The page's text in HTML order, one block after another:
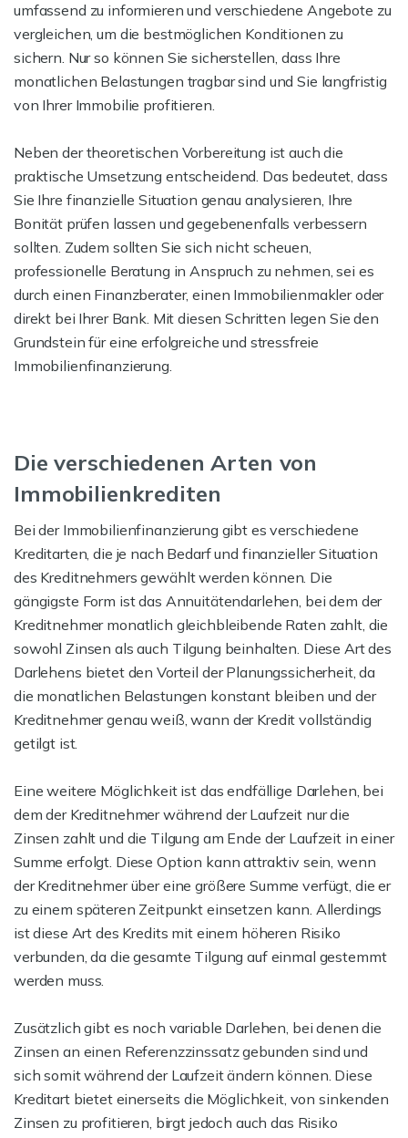
umfassend zu informieren und verschiedene Angebote zu
vergleichen, um die bestmöglichen Konditionen zu
sichern. Nur so können Sie sicherstellen, dass Ihre
monatlichen Belastungen tragbar sind und Sie langfristig
von Ihrer Immobilie profitieren.
Neben der theoretischen Vorbereitung ist auch die
praktische Umsetzung entscheidend. Das bedeutet, dass
Sie Ihre finanzielle Situation genau analysieren, Ihre
Bonität prüfen lassen und gegebenenfalls verbessern
sollten. Zudem sollten Sie sich nicht scheuen,
professionelle Beratung in Anspruch zu nehmen, sei es
durch einen Finanzberater, einen Immobilienmakler oder
direkt bei Ihrer Bank. Mit diesen Schritten legen Sie den
Grundstein für eine erfolgreiche und stressfreie
Immobilienfinanzierung.
Die verschiedenen Arten von
Immobilienkrediten
Bei der Immobilienfinanzierung gibt es verschiedene
Kreditarten, die je nach Bedarf und finanzieller Situation
des Kreditnehmers gewählt werden können. Die
gängigste Form ist das Annuitätendarlehen, bei dem der
Kreditnehmer monatlich gleichbleibende Raten zahlt, die
sowohl Zinsen als auch Tilgung beinhalten. Diese Art des
Darlehens bietet den Vorteil der Planungssicherheit, da
die monatlichen Belastungen konstant bleiben und der
Kreditnehmer genau weiß, wann der Kredit vollständig
getilgt ist.
Eine weitere Möglichkeit ist das endfällige Darlehen, bei
dem der Kreditnehmer während der Laufzeit nur die
Zinsen zahlt und die Tilgung am Ende der Laufzeit in einer
Summe erfolgt. Diese Option kann attraktiv sein, wenn
der Kreditnehmer über eine größere Summe verfügt, die er
zu einem späteren Zeitpunkt einsetzen kann. Allerdings
ist diese Art des Kredits mit einem höheren Risiko
verbunden, da die gesamte Tilgung auf einmal gestemmt
werden muss.
Zusätzlich gibt es noch variable Darlehen, bei denen die
Zinsen an einen Referenzzinssatz gebunden sind und
sich somit während der Laufzeit ändern können. Diese
Kreditart bietet einerseits die Möglichkeit, von sinkenden
Zinsen zu profitieren, birgt jedoch auch das Risiko